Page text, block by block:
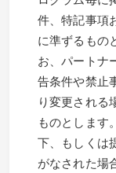
件、特記事項
に準ずるもの
お、パートナ
告条件や禁止
り変更される
ものとします
下、もしくは
がなされた場